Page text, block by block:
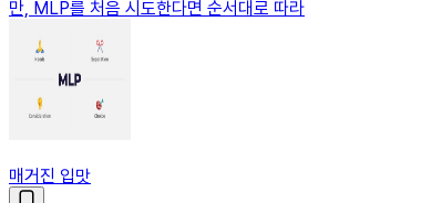
만, MLP를 처음 시도한다면 순서대로 따라
매거진 입맛